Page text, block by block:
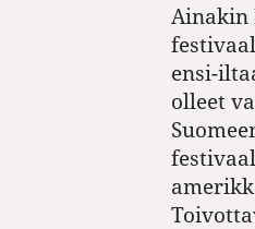
Ainakin
ensi-
olleet